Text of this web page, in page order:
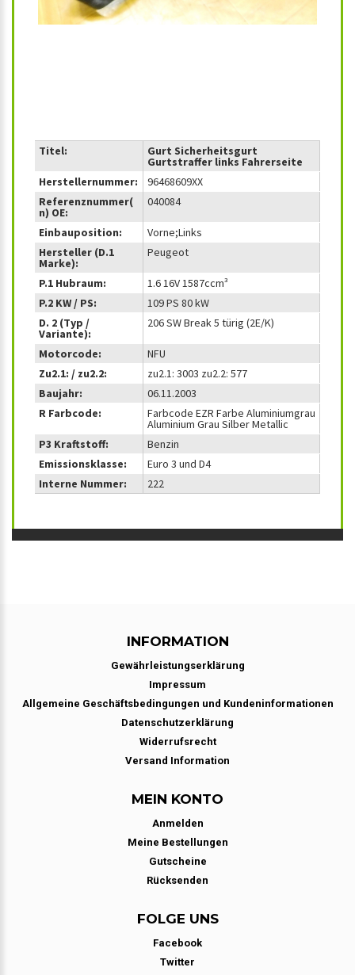
Titel: Gurt Sicherheitsgurt
Gurtstraffer links Fahrerseite
Herstellernummer:
96468609XX
Referenznummer(
n) OE:
040084
Einbauposition:
Vorne;Links
Hersteller (D.1
Marke):
Peugeot
P.1 Hubraum:
1.6 16V 1587ccm³
P.2 KW / PS:
109 PS 80 kW
D. 2 (Typ /
Variante):
206 SW Break 5 türig (2E/K)
Motorcode:
NFU
Zu2.1: / zu2.2:
zu2.1: 3003 zu2.2: 577
Baujahr:
06.11.2003
R Farbcode:
Farbcode EZR Farbe Aluminiumgrau
Aluminium Grau Silber Metallic
P3 Kraftstoff:
Benzin
Emissionsklasse:
Euro 3 und D4
Interne Nummer:
222
INFORMATION
Gewährleistungserklärung
Impressum
Allgemeine Geschäftsbedingungen und Kundeninformationen
Datenschutzerklärung
Widerrufsrecht
Versand Information
MEIN KONTO
Anmelden
Meine Bestellungen
Gutscheine
Rücksenden
FOLGE UNS
Facebook
Twitter